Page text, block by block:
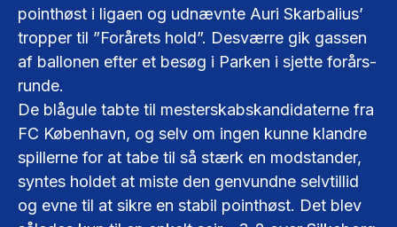
pointhøst i ligaen og udnævnte Auri Skarbalius’
tropper til ”Forårets hold”. Desværre gik gassen
af ballonen efter et besøg i Parken i sjette forårs-
runde.
De blågule tabte til mesterskabskandidaterne fra
FC København, og selv om ingen kunne klandre
spillerne for at tabe til så stærk en modstander,
syntes holdet at miste den genvundne selvtillid
og evne til at sikre en stabil pointhøst. Det blev